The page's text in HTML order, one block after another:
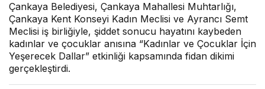
Çankaya Belediyesi, Çankaya Mahallesi Muhtarlığı,
Çankaya Kent Konseyi Kadın Meclisi ve Ayrancı Semt
Meclisi iş birliğiyle, şiddet sonucu hayatını kaybeden
kadınlar ve çocuklar anısına “Kadınlar ve Çocuklar İçin
Yeşerecek Dallar” etkinliği kapsamında fidan dikimi
gerçekleştirdi.